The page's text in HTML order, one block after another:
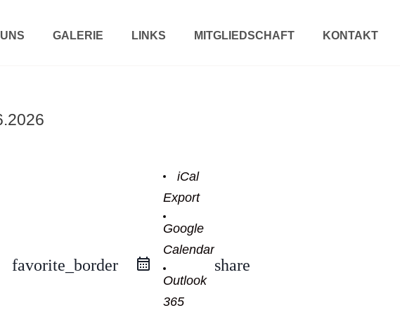
GALERIE LINKS MITGLIEDSCHAFT KONTAKT
favorite_border
iCal
Export
Google
Calendar
Outlook
365
share